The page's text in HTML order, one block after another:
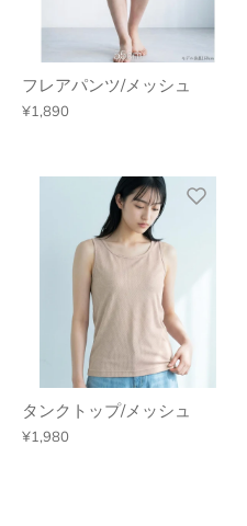
フレアパンツ/メッシュ
¥1,890
タンクトップ/メッシュ
¥1,980